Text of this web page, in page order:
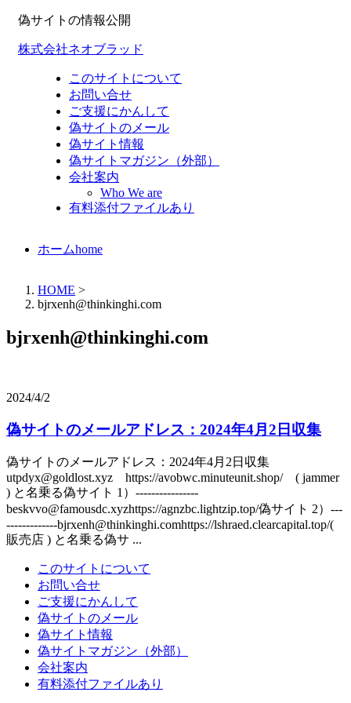
偽サイトの情報公開
株式会社ネオブラッド
このサイトについて
お問い合せ
ご支援にかんして
偽サイトのメール
偽サイト情報
偽サイトマガジン（外部）
会社案内
Who We are
有料添付ファイルあり
ホームhome
HOME >
bjrxenh@thinkinghi.com
bjrxenh@thinkinghi.com
2024/4/2
偽サイトのメールアドレス：2024年4月2日収集
偽サイトのメールアドレス：2024年4月2日収集
utpdyx@goldlost.xyz https://avobwc.minuteunit.shop/ ( jammer
) と名乗る偽サイト 1）----------------
beskvvo@famousdc.xyzhttps://agnzbc.lightzip.top/偽サイト 2）---
-------------bjrxenh@thinkinghi.comhttps://lshraed.clearcapital.top/(
販売店 ) と名乗る偽サ ...
このサイトについて
お問い合せ
ご支援にかんして
偽サイトのメール
偽サイト情報
偽サイトマガジン（外部）
会社案内
有料添付ファイルあり